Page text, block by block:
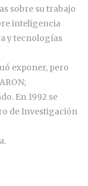
sobre su trabajo
inteligencia
y tecnologías
exponer, pero
En 1992 se
de Investigación